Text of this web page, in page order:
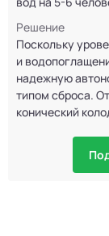
Решение
Поскольку
и
надежную
типом сброса.
конический